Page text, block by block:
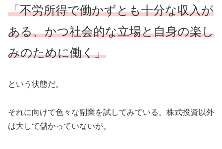
「不労所得で働かずとも十分な収入が
ある、かつ社会的な立場と自身の楽し
みのために働く」
という状態だ。
それに向けて色々な副業を試してみている。株式投資以外
は大して儲かっていないが。